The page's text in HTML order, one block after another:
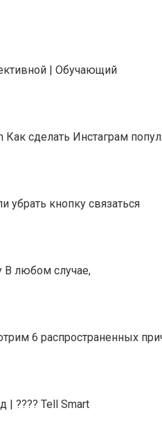
| Обучающий
Как сделать Инстаграм
убрать кнопку связаться
В любом случае,
6 распространенных
| ???? Tell Smart